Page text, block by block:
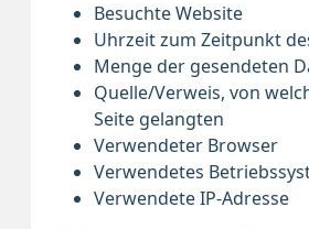
Besuchte Website
Uhrzeit zum Zeitpunkt
Menge der gesendeten
Quelle/Verweis, von
Seite gelangten
Verwendeter Browser
Verwendetes
Verwendete IP-Adresse